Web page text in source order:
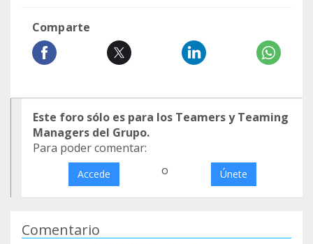
Comparte
Este foro sólo es para los Teamers y Teaming
Managers del Grupo.
Para poder comentar:
Accede o Únete
Comentario